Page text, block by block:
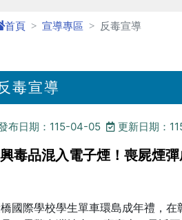
首頁 宣導專區 反毒宣導
毒宣導
布日期：115-04-05 更新日期：
毒品混入電子煙！喪屍煙
國際學校學生單車環島成年禮，